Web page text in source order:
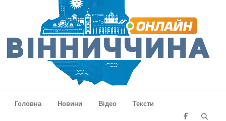
Головна
Новини Відео Тексти